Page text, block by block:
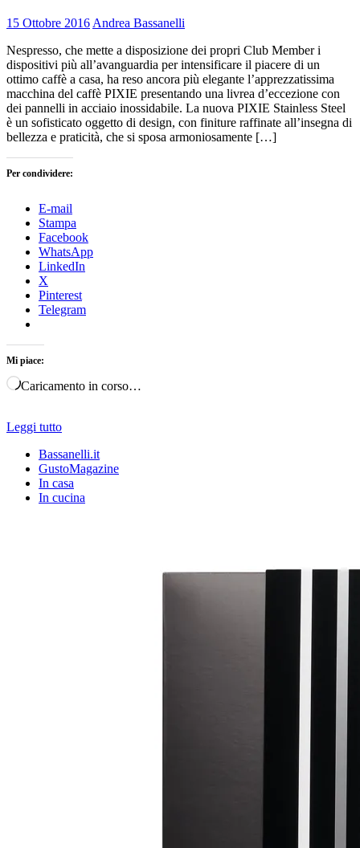
15 Ottobre 2016 Andrea Bassanelli
Nespresso, che mette a disposizione dei propri Club Member i
dispositivi più all’avanguardia per intensificare il piacere di un
ottimo caffè a casa, ha reso ancora più elegante l’apprezzatissima
macchina del caffè PIXIE presentando una livrea d’eccezione con
dei pannelli in acciaio inossidabile. La nuova PIXIE Stainless Steel
è un sofisticato oggetto di design, con finiture raffinate all’insegna di
bellezza e praticità, che si sposa armoniosamente […]
Per condividere:
E-mail
Stampa
Facebook
WhatsApp
LinkedIn
X
Pinterest
Telegram
Mi piace:
Caricamento in corso…
Leggi tutto
Bassanelli.it
GustoMagazine
In casa
In cucina